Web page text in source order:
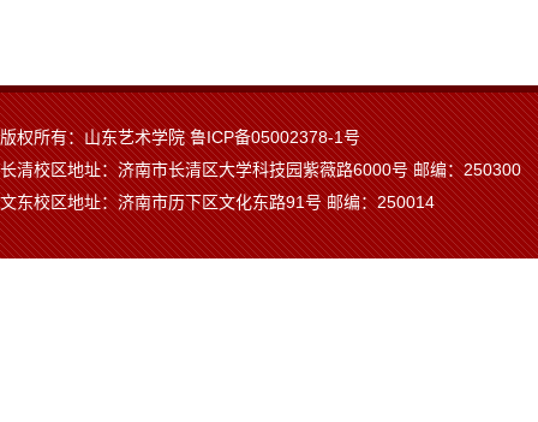
版权所有：山东艺术学院 鲁ICP备05002378-1号
长清校区地址：济南市长清区大学科技园紫薇路6000号 邮编：250300
文东校区地址：济南市历下区文化东路91号 邮编：250014